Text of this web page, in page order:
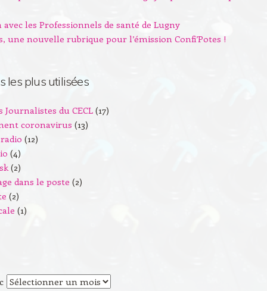
avec les Professionnels de santé de Lugny
une nouvelle rubrique pour l’émission Confi’Potes !
les plus utilisées
Journalistes du CECL (17)
coronavirus (13)
(12)
(4)
(2)
dans le poste (2)
(2)
(1)
Archives